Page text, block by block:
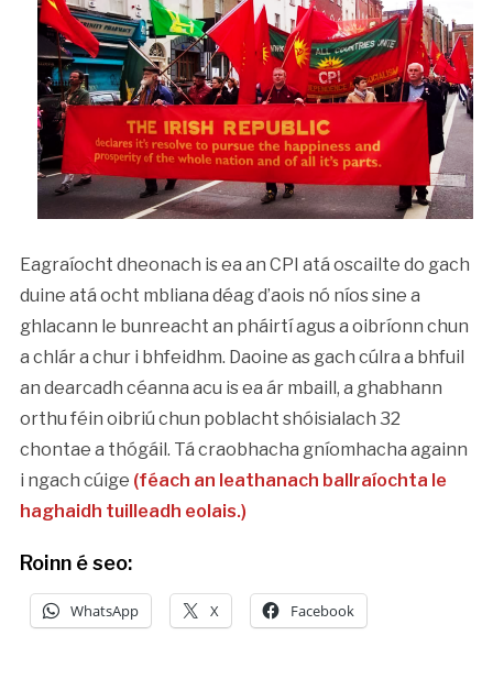
Eagraíocht dheonach is ea an CPI atá oscailte do gach
duine atá ocht mbliana déag d’aois nó níos sine a
ghlacann le bunreacht an pháirtí agus a oibríonn chun
a chlár a chur i bhfeidhm. Daoine as gach cúlra a bhfuil
an dearcadh céanna acu is ea ár mbaill, a ghabhann
orthu féin oibriú chun poblacht shóisialach 32
chontae a thógáil. Tá craobhacha gníomhacha againn
i ngach cúige (féach an leathanach ballraíochta le
haghaidh tuilleadh eolais.)
Roinn é seo:
WhatsApp X Facebook